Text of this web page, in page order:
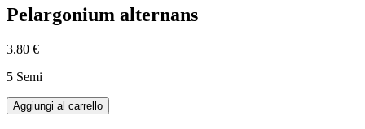
Pelargonium alternans
3.80 €
5 Semi
Aggiungi al carrello